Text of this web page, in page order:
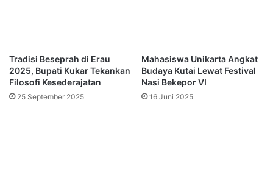
Tradisi Beseprah di Erau
2025, Bupati Kukar Tekankan
Filosofi Kesederajatan
25 September 2025
Mahasiswa Unikarta Angkat
Budaya Kutai Lewat Festival
Nasi Bekepor VI
16 Juni 2025